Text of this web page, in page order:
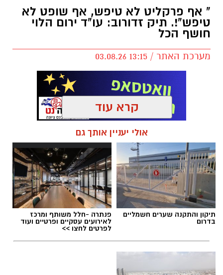
לא רק בקלפי: 6 שירים שהפכו את הפוליטיקה
הישראלית לפזמון
ממערכת הבחירות ועד יוקר המחיה, מהסטיקרים
על המכוניות ועד החלום לברוח ללונדון – הרבה
לפני הרשתות החברתיות, הזמרים כבר ידעו
להגיד את מה שהציבור חושב.
"איזו מדינה" – אלי לוזון שיר המחאה המזרחי
" אף פרקליט לא טיפש, אף שופט לא
טיפש"!. תיק זדורוב: עו"ד ירום הלוי
חושף הכל
מערכת האתר / 13:15 03.08.26
מי רצח את תאיר ראדה, תיק זדורוב
ירום הלוי, אילנה ראדה,
המשפט החוזר של רומן
זדורוב
קרא עוד
אולי יעניין אותך גם
תיקון והתקנה שערים חשמליים
בדרום
פנתרה -חלל משותף ומרכז
לאירועים עסקיים ופרטיים ועוד
לפרטים לחצו >>